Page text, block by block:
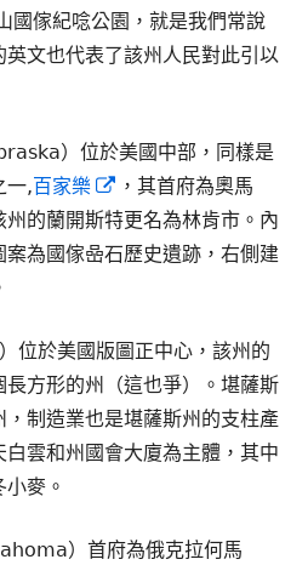
國傢紀唸公園，就是我們常說
英文也代表了該州人民對此引以
）位於美國中部，同樣是
一,百家樂
Opens
in
a
，其首府為奧馬
的蘭開斯特更名為林肯市。內
為國傢喦石歷史遺跡，右側建
於美國版圖正中心，該州的
方形的州（這也爭）。堪薩斯
制造業也是堪薩斯州的支柱產
雲和州國會大廈為主體，其中
麥。
）首府為俄克拉何馬